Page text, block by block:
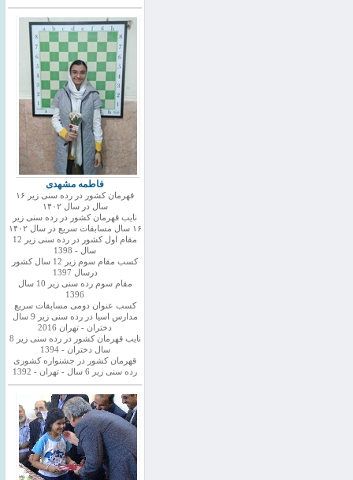
فاطمه مشهدی
قهرمان کشور در رده سنی زیر ۱۶
سال در سال ۱۴۰۲
نایب قهرمان کشور در رده سنی زیر
۱۶ سال مسابقات سریع در سال ۱۴۰۲
مقام اول کشور در رده سنی زیر 12
سال - 1398
کسب مقام سوم زیر 12 سال کشور
درسال 1397
مقام سوم رده سنی زیر 10 سال
1396
کسب عنوان دومی مسابقات سریع
مدارس اسیا در رده سنی زیر 9 سال
دختران - تهران 2016
نایب قهرمان کشور در رده سنی زیر 8
سال دختران - 1394
قهرمان کشور در جشنواره کشوری
رده سنی زیر 6 سال - تهران - 1392